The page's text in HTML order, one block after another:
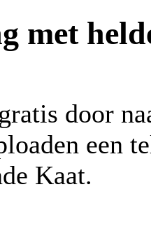
met
door
een
Kaat.